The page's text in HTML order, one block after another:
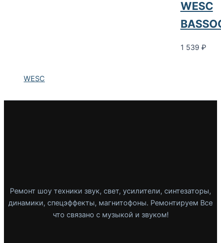
WESC
WESC
1 539 ₽
Ремонт шоу техники звук, свет, усилители, синтезаторы,
динамики, спецэффекты, магнитофоны. Ремонтируем Все
что связано с музыкой и звуком!